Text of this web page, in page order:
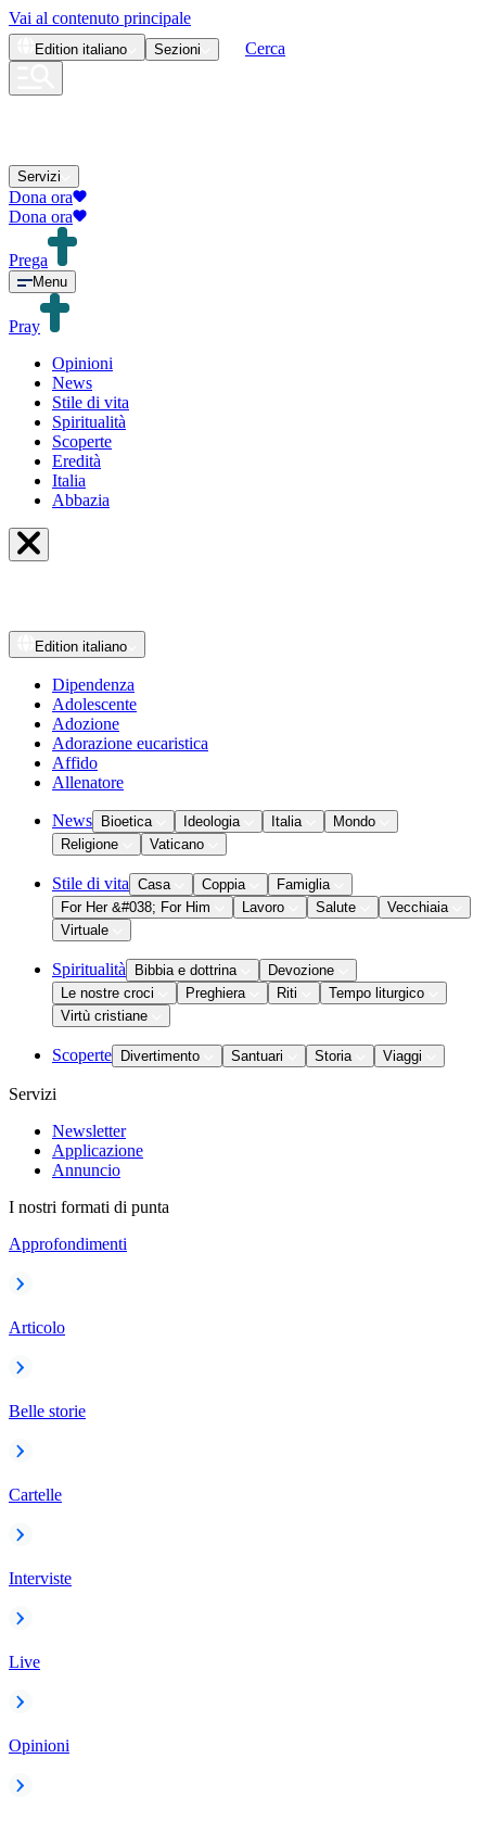
Vai al contenuto principale
Edition italiano Sezioni Cerca
Servizi
Dona ora
Dona ora
Prega
Menu
Pray
Opinioni
News
Stile di vita
Spiritualità
Scoperte
Eredità
Italia
Abbazia
Edition italiano
Dipendenza
Adolescente
Adozione
Adorazione eucaristica
Affido
Allenatore
News Bioetica Ideologia Italia
Mondo
Religione
Vaticano
Stile di vita Casa Coppia
Famiglia
For Her &#038; For Him
Lavoro Salute
Vecchiaia
Virtuale
Spiritualità Bibbia e dottrina
Devozione
Le nostre croci
Preghiera Riti
Tempo liturgico
Virtù cristiane
Scoperte Divertimento Santuari Storia Viaggi
Servizi
Newsletter
Applicazione
Annuncio
I nostri formati di punta
Approfondimenti
Articolo
Belle storie
Cartelle
Interviste
Live
Opinioni